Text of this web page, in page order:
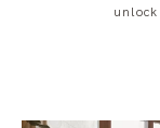
unlock